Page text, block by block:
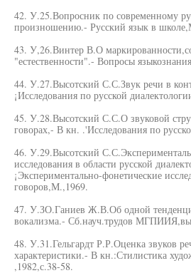
42. У.25.Вопросник по современному
произношению.- Русский язык в
43. У,26.Винтер В.О
"естественности".- Вопросы
44. У.27.Высотский С.С.Звук речи в
¡Исследования по русской
45. У.28.Высотский С.С.О звуковой
говорах,- В кн. .'Исследования по
46. У.29.Высотский
исследования в области русской
¡Экспериментально-фонетические
говоров,М.,1969.
47. У.ЗО.Ганиев Ж.В.Об одной
вокализма.- Сб.науч.трудов
48. У.31.Гельгардт Р.Р.Оценка звуков
характеристики.- В кн.:Стилистика
,1982,с.38-58.